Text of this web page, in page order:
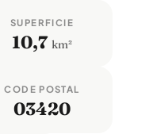
SUPERFICIE
10,7 km²
CODE POSTAL
03420